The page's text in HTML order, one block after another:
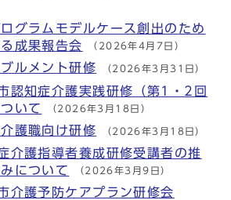
グラムモデルケース創出のため
成果報告会 （2026年4月7日）
ルメント研修 （2026年3月31日）
認知症介護実践研修（第1・2回
いて （2026年3月18日）
護職向け研修 （2026年3月18日）
介護指導者養成研修受講者の推
について （2026年3月9日）
介護予防ケアプラン研修会